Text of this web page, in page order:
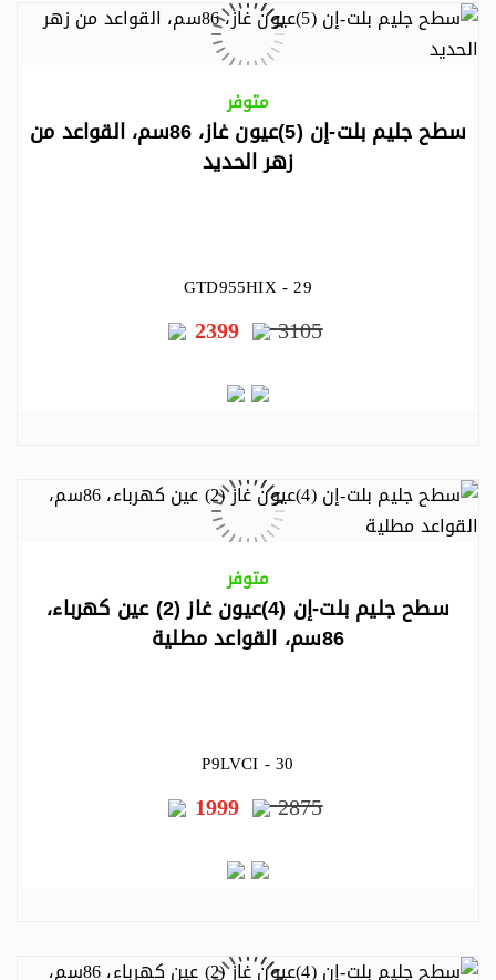
متوفر
سطح جليم بلت-إن (5)عيون غاز، 86سم، القواعد من
زهر الحديد
GTD955HIX - 29
3105
2399
متوفر
سطح جليم بلت-إن (4)عيون غاز (2) عين كهرباء،
86سم، القواعد مطلية
P9LVCI - 30
2875
1999